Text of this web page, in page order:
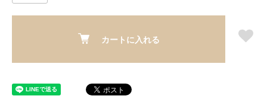
カートに入れる